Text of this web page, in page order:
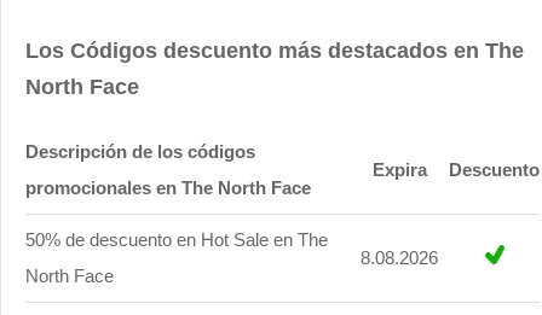
Los Códigos descuento más destacados en The
North Face
Descripción de los códigos
promocionales en The North Face
Expira Descuento
50% de descuento en Hot Sale en The
North Face
8.08.2026